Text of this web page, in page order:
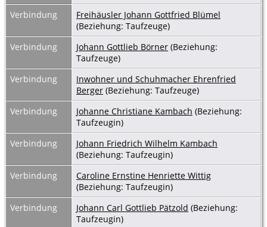
Verbindung
Freihäusler Johann Gottfried Blümel
(Beziehung: Taufzeuge)
Verbindung
Johann Gottlieb Börner (Beziehung:
Taufzeuge)
Verbindung
Inwohner und Schuhmacher Ehrenfried
Berger (Beziehung: Taufzeuge)
Verbindung
Johanne Christiane Kambach (Beziehung:
Taufzeugin)
Verbindung
Johann Friedrich Wilhelm Kambach
(Beziehung: Taufzeugin)
Verbindung
Caroline Ernstine Henriette Wittig
(Beziehung: Taufzeugin)
Verbindung
Johann Carl Gottlieb Pätzold (Beziehung:
Taufzeugin)